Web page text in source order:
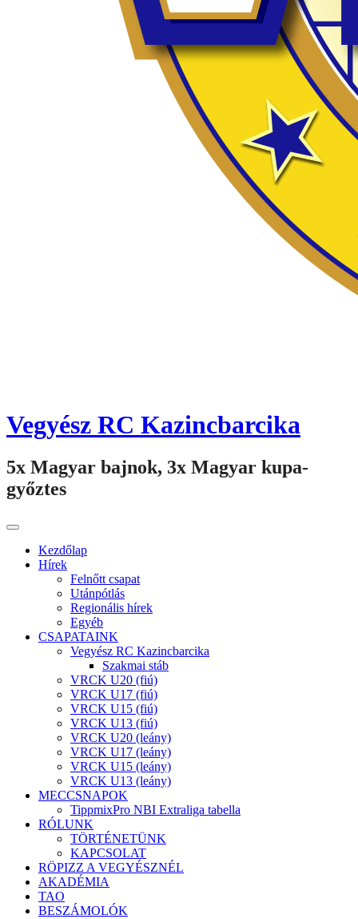
Vegyész RC Kazincbarcika
5x Magyar bajnok, 3x Magyar kupa-
győztes
Kezdőlap
Hírek
Felnőtt csapat
Utánpótlás
Regionális hírek
Egyéb
CSAPATAINK
Vegyész RC Kazincbarcika
Szakmai stáb
VRCK U20 (fiú)
VRCK U17 (fiú)
VRCK U15 (fiú)
VRCK U13 (fiú)
VRCK U20 (leány)
VRCK U17 (leány)
VRCK U15 (leány)
VRCK U13 (leány)
MECCSNAPOK
TippmixPro NBI Extraliga tabella
RÓLUNK
TÖRTÉNETÜNK
KAPCSOLAT
RÖPIZZ A VEGYÉSZNÉL
AKADÉMIA
TAO
BESZÁMOLÓK